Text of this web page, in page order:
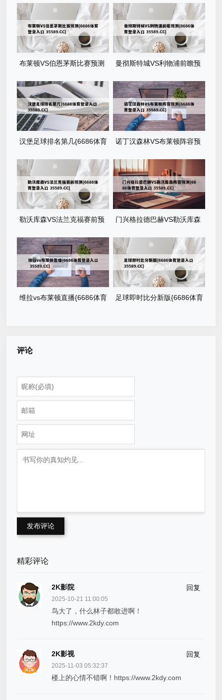
布莱顿VS伯恩茅斯比赛预测
35589.CC}
曼彻斯特城VS利物浦前瞻预
35589.CC}
汉堡足球排名第几{6686体育
诺丁汉森林VS布莱顿阵容预
35589.CC}
勒沃库森VS法兰克福赛前预
35589.CC}
门兴格拉德巴赫VS勒沃库森
35589.CC}
维拉vs布莱顿直播{6686体育
足球即时比分新版{6686体育
评论
发布评论
精彩评论
2K影院 回复
2025-10-21 11:00:05
鸟大了，什么林子都敢进啊！
https://www.2kdy.com
2K影视 回复
2025-11-03 05:32:37
楼上的心情不错啊！https://www.2kdy.com